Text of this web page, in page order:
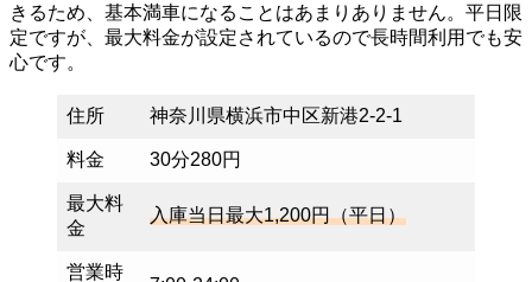
きるため、基本満車になることはあまりありません。平日限
定ですが、最大料金が設定されているので長時間利用でも安
心です。
住所 神奈川県横浜市中区新港2-2-1
料金 30分280円
最大料
金
入庫当日最大1,200円（平日）
営業時